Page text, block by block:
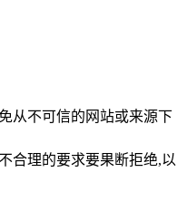
从不可信的网站或来源下
合理的要求要果断拒绝,以